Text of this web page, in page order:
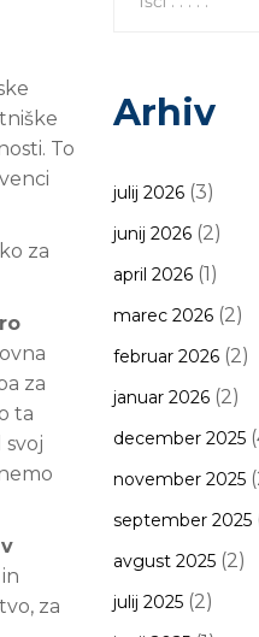
To
za
za
ta
za
Arhiv
julij 2026(3)
junij 2026(2)
april 2026(1)
marec 2026(2)
februar 2026(2)
januar 2026(2)
december 2025
november 2025
september 2025
avgust 2025(2)
julij 2025(2)